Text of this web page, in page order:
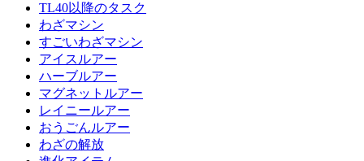
TL40以降のタスク
わざマシン
すごいわざマシン
アイスルアー
ハーブルアー
マグネットルアー
レイニールアー
おうごんルアー
わざの解放